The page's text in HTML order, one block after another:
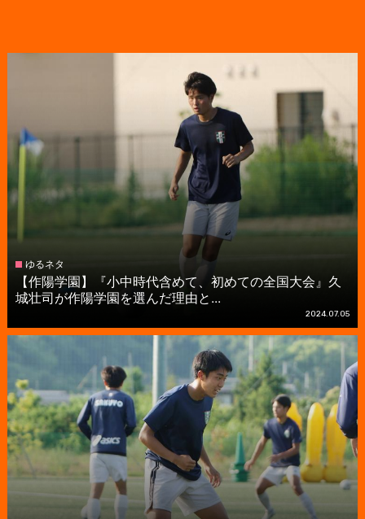
ゆるネタ
【作陽学園】『小中時代含めて、初めての全国大会』久
城壮司が作陽学園を選んだ理由と...
2024.07.05